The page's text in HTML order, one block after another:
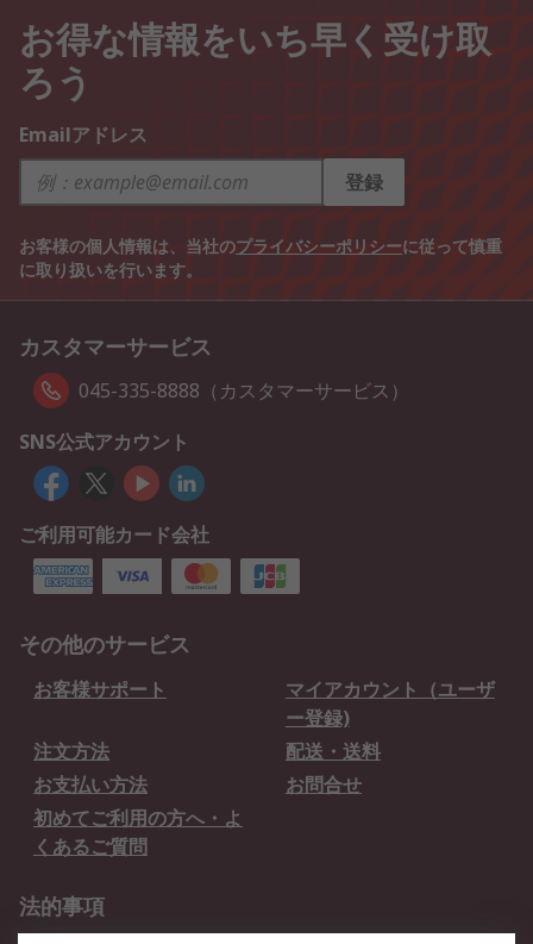
お得な情報をいち早く受け取
ろう
Emailアドレス
登録
お客様の個人情報は、当社のプライバシーポリシーに従って慎重
に取り扱いを行います。
カスタマーサービス
045-335-8888（カスタマーサービス）
SNS公式アカウント
ご利用可能カード会社
その他のサービス
お客様サポート
マイアカウント（ユーザ
ー登録)
注文方法
配送・送料
お支払い方法
お問合せ
初めてご利用の方へ・よ
くあるご質問
法的事項